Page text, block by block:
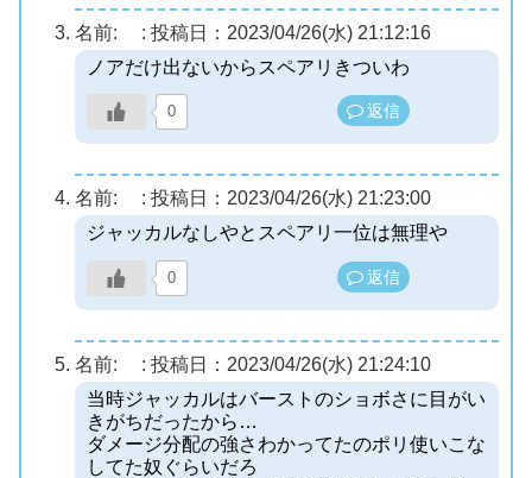
名前: : 投稿日：2023/04/26(水) 21:12:16
ノアだけ出ないからスペアリきついわ
0 返信
名前: : 投稿日：2023/04/26(水) 21:23:00
ジャッカルなしやとスペアリ一位は無理や
0 返信
名前: : 投稿日：2023/04/26(水) 21:24:10
当時ジャッカルはバーストのショボさに目がい
きがちだったから…
ダメージ分配の強さわかってたのポリ使いこな
してた奴ぐらいだろ